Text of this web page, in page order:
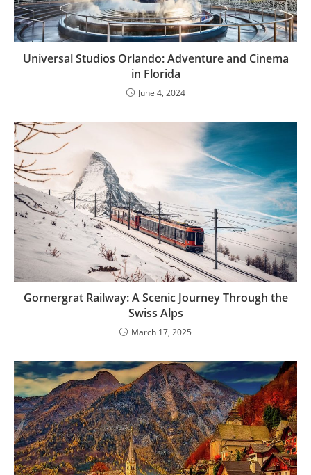
Universal Studios Orlando: Adventure and Cinema
in Florida
June 4, 2024
Gornergrat Railway: A Scenic Journey Through the
Swiss Alps
March 17, 2025